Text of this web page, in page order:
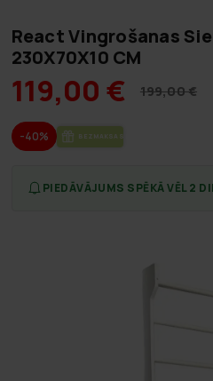
React Vingrošanas
230X70X10 CM
119,00 € 199,00 €
-40% BEZ­MAK­SAS PIE­GĀ­DE
PIEDĀVĀJUMS SPĒKĀ VĒL 2